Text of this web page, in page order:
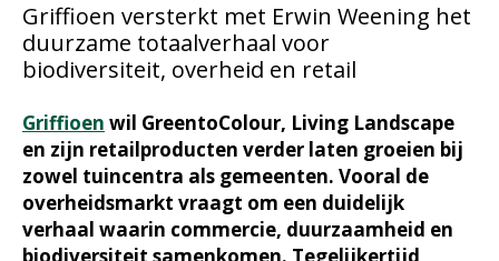
Griffioen versterkt met Erwin Weening het
duurzame totaalverhaal voor
biodiversiteit, overheid en retail
Griffioen wil GreentoColour, Living Landscape
en zijn retailproducten verder laten groeien bij
zowel tuincentra als gemeenten. Vooral de
overheidsmarkt vraagt om een duidelijk
verhaal waarin commercie, duurzaamheid en